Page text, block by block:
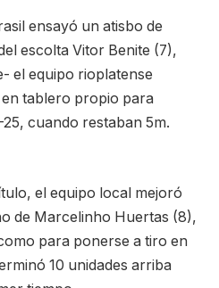
ensayó un atisbo de
escolta Vitor Benite (7),
el equipo rioplatense
tablero propio para
cuando restaban 5m.
el equipo local mejoró
de Marcelinho Huertas (8),
para ponerse a tiro en
10 unidades arriba